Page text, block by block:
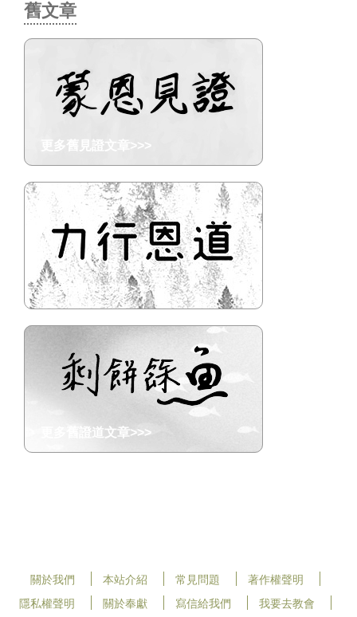
舊文章
更多舊見證文章>>>
更多舊軟性文章>>>
更多舊證道文章>>>
關於我們 本站介紹 常見問題
著作權聲明
隱私權聲明
關於奉獻 寫信給我們 我要去教會